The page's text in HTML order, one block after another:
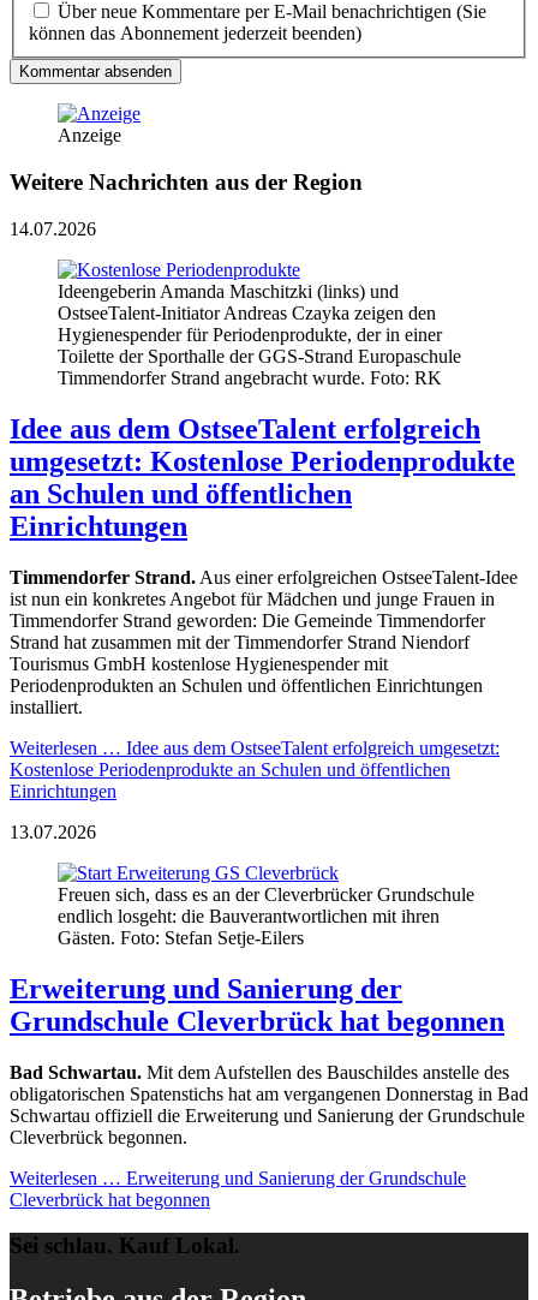
Über neue Kommentare per E-Mail benachrichtigen (Sie
können das Abonnement jederzeit beenden)
Kommentar absenden
Anzeige
Weitere Nachrichten aus der Region
14.07.2026
Ideengeberin Amanda Maschitzki (links) und
OstseeTalent-Initiator Andreas Czayka zeigen den
Hygienespender für Periodenprodukte, der in einer
Toilette der Sporthalle der GGS-Strand Europaschule
Timmendorfer Strand angebracht wurde. Foto: RK
Idee aus dem OstseeTalent erfolgreich
umgesetzt: Kostenlose Periodenprodukte
an Schulen und öffentlichen
Einrichtungen
Timmendorfer Strand. Aus einer erfolgreichen OstseeTalent-Idee
ist nun ein konkretes Angebot für Mädchen und junge Frauen in
Timmendorfer Strand geworden: Die Gemeinde Timmendorfer
Strand hat zusammen mit der Timmendorfer Strand Niendorf
Tourismus GmbH kostenlose Hygienespender mit
Periodenprodukten an Schulen und öffentlichen Einrichtungen
installiert.
Weiterlesen … Idee aus dem OstseeTalent erfolgreich umgesetzt:
Kostenlose Periodenprodukte an Schulen und öffentlichen
Einrichtungen
13.07.2026
Freuen sich, dass es an der Cleverbrücker Grundschule
endlich losgeht: die Bauverantwortlichen mit ihren
Gästen. Foto: Stefan Setje-Eilers
Erweiterung und Sanierung der
Grundschule Cleverbrück hat begonnen
Bad Schwartau. Mit dem Aufstellen des Bauschildes anstelle des
obligatorischen Spatenstichs hat am vergangenen Donnerstag in Bad
Schwartau offiziell die Erweiterung und Sanierung der Grundschule
Cleverbrück begonnen.
Weiterlesen … Erweiterung und Sanierung der Grundschule
Cleverbrück hat begonnen
Sei schlau. Kauf Lokal.